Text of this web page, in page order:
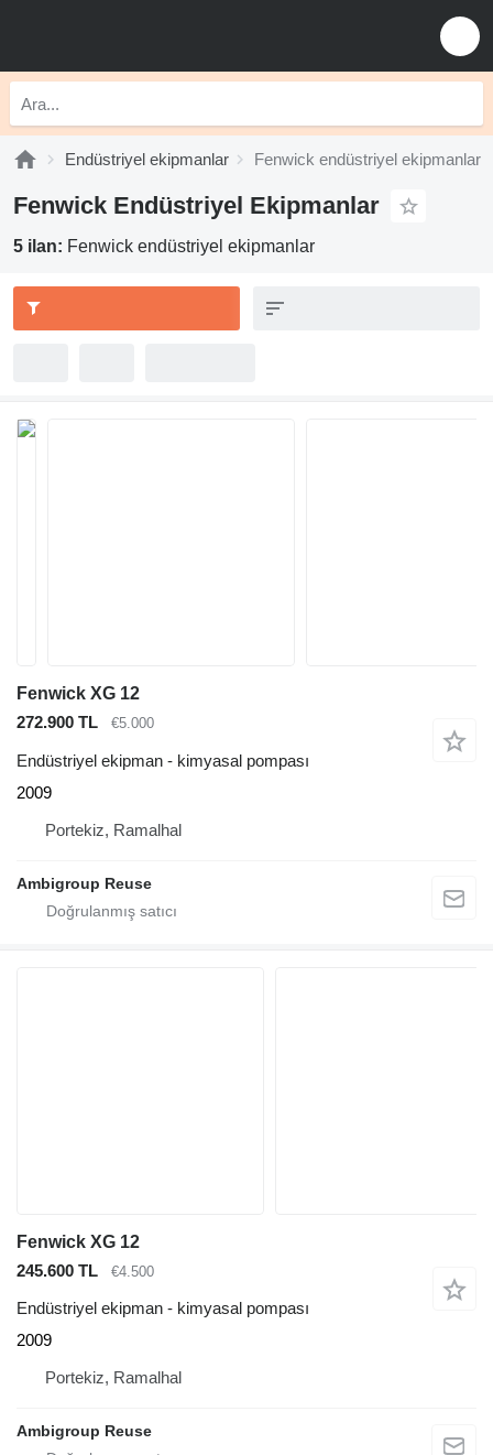
Endüstriyel ekipmanlar Fenwick endüstriyel ekipmanlar
Fenwick Endüstriyel Ekipmanlar
5 ilan: Fenwick endüstriyel ekipmanlar
Fenwick XG 12
272.900 TL
€5.000
Endüstriyel ekipman - kimyasal pompası
2009
Portekiz, Ramalhal
Ambigroup Reuse
Fenwick XG 12
245.600 TL
€4.500
Endüstriyel ekipman - kimyasal pompası
2009
Portekiz, Ramalhal
Ambigroup Reuse